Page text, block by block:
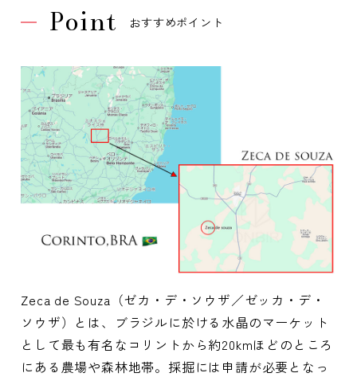
Point おすすめポイント
Zeca de Souza（ゼカ・デ・ソウザ／ゼッカ・デ・
ソウザ）とは、ブラジルに於ける水晶のマーケット
として最も有名なコリントから約20kmほどのところ
にある農場や森林地帯。採掘には申請が必要となっ